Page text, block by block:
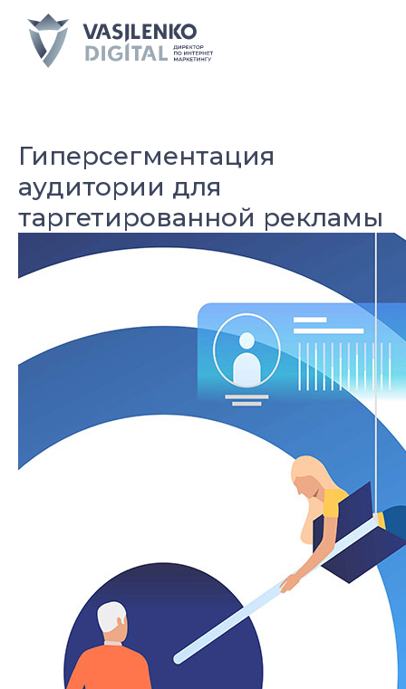
Гиперсегментация
аудитории для
таргетированной рекламы